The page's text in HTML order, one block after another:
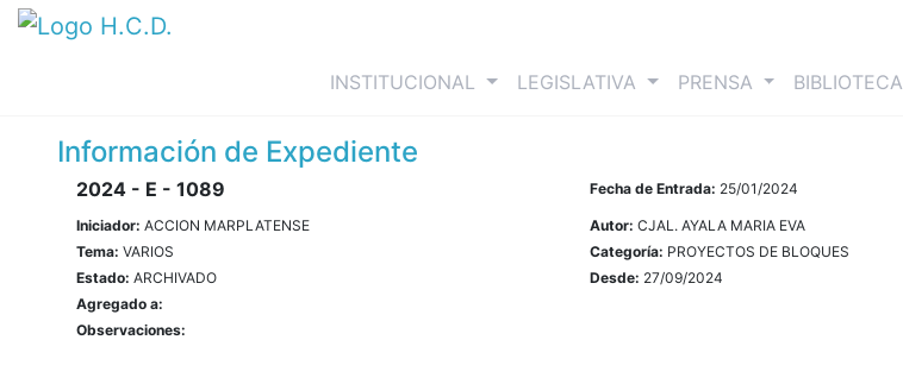
INSTITUCIONAL (current)LEGISLATIVA PRENSA BIBLIOTECA
Información de Expediente
2024 - E - 1089 Fecha de Entrada: 25/01/2024
Iniciador: ACCION MARPLATENSE Autor:CJAL. AYALA MARIA EVA
Tema: VARIOS Categoría: PROYECTOS DE BLOQUES
Estado: ARCHIVADO Desde: 27/09/2024
Agregado a:
Observaciones: